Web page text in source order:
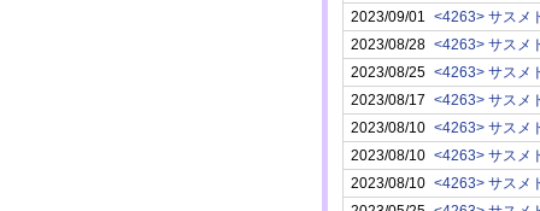
2023/09/01
<4263> サスメ
2023/08/28 <4263> サスメ
2023/08/25 <4263> サスメ
2023/08/17 <4263> サスメ
2023/08/10 <4263> サスメ
2023/08/10 <4263> サスメ
2023/08/10 <4263> サスメ